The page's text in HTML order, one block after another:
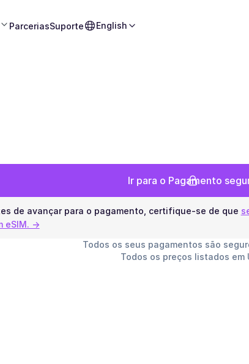
ParceriasSuporte English
Ir para o Pagamento
de avançar para o pagamento, certifique-se de que
eSIM. →
Todos os seus pagamentos são
Todos os preços listados em